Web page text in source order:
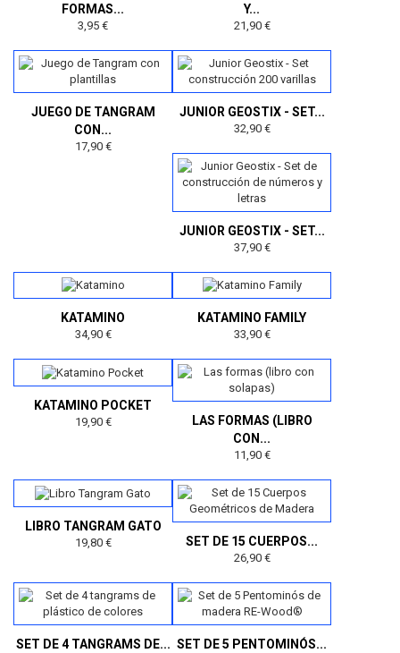
FORMAS...
3,95 €
Y...
21,90 €
JUEGO DE TANGRAM
CON...
17,90 €
JUNIOR GEOSTIX - SET...
32,90 €
JUNIOR GEOSTIX - SET...
37,90 €
KATAMINO
34,90 €
KATAMINO FAMILY
33,90 €
KATAMINO POCKET
19,90 €
LAS FORMAS (LIBRO
CON...
11,90 €
LIBRO TANGRAM GATO
19,80 € SET DE 15 CUERPOS...
26,90 €
SET DE 4 TANGRAMS DE... SET DE 5 PENTOMINÓS...